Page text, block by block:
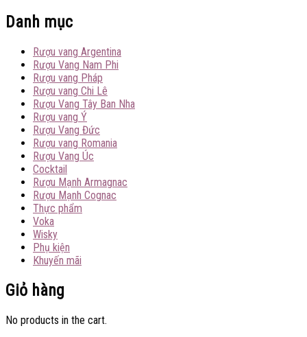
Danh mục
Rượu vang Argentina
Rượu Vang Nam Phi
Rượu vang Pháp
Rượu vang Chi Lê
Rượu Vang Tây Ban Nha
Rượu vang Ý
Rượu Vang Đức
Rượu vang Romania
Rượu Vang Úc
Cocktail
Rượu Mạnh Armagnac
Rượu Mạnh Cognac
Thực phẩm
Voka
Wisky
Phụ kiện
Khuyến mãi
Giỏ hàng
No products in the cart.